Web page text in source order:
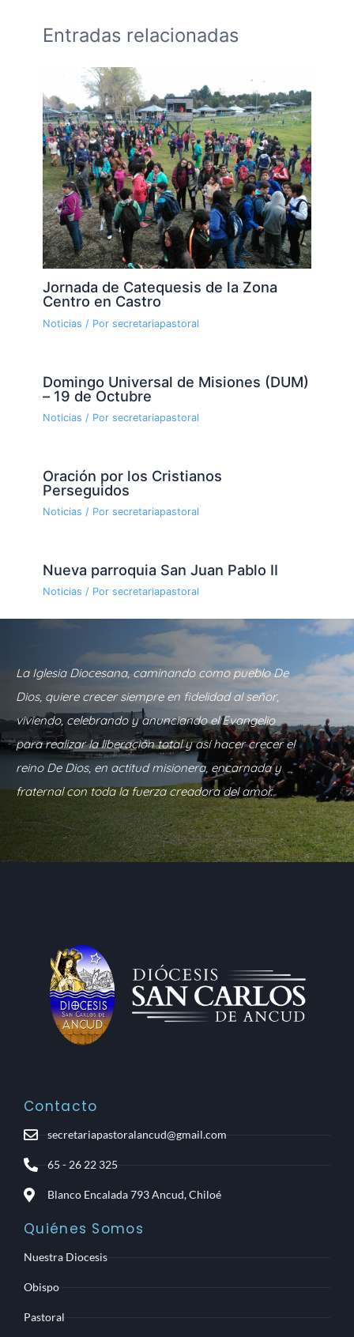
Entradas relacionadas
Jornada de Catequesis de la Zona
Centro en Castro
Noticias / Por secretariapastoral
Domingo Universal de Misiones (DUM)
– 19 de Octubre
Noticias / Por secretariapastoral
Oración por los Cristianos
Perseguidos
Noticias / Por secretariapastoral
Nueva parroquia San Juan Pablo II
Noticias / Por secretariapastoral
La Iglesia Diocesana, caminando como pueblo De
Dios, quiere crecer siempre en fidelidad al señor,
viviendo, celebrando y anunciando el Evangelio
para realizar la liberación total y así hacer crecer el
reino De Dios, en actitud misionera, encarnada y
fraternal con toda la fuerza creadora del amor.
Contacto
secretariapastoralancud@gmail.com
65 - 26 22 325
Blanco Encalada 793 Ancud, Chiloé
Quiénes Somos
Nuestra Diocesis
Obispo
Pastoral